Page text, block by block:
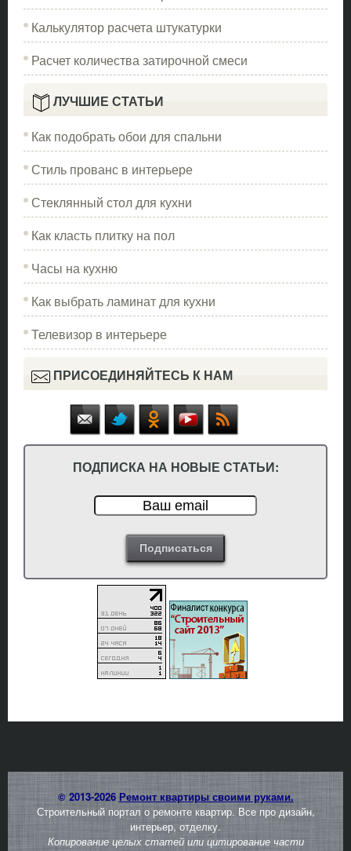
Калькулятор расчета штукатурки
Расчет количества затирочной смеси
ЛУЧШИЕ СТАТЬИ
Как подобрать обои для спальни
Стиль прованс в интерьере
Стеклянный стол для кухни
Как класть плитку на пол
Часы на кухню
Как выбрать ламинат для кухни
Телевизор в интерьере
ПРИСОЕДИНЯЙТЕСЬ К НАМ
ПОДПИСКА НА НОВЫЕ СТАТЬИ:
© 2013-2026 Ремонт квартиры своими руками.
Строительный портал о ремонте квартир. Все про дизайн,
интерьер, отделку.
Копирование целых статей или цитирование части